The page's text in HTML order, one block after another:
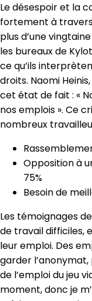
Le désespoir et la
fortement à
plus d’une
les bureaux de
ce qu’ils
droits. Naomi
cet état de fait : «
nos emplois ». Ce
nombreux
Opposition à
75%
Besoin de
Les témoignages
de travail difficiles,
leur emploi. Des
garder
de l’emploi du jeu
moment, donc je